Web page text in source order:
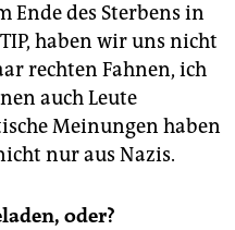
Ende des Sterbens in
haben wir uns nicht
rechten Fahnen, ich
auch Leute
Meinungen haben
nur aus Nazis.
oder?